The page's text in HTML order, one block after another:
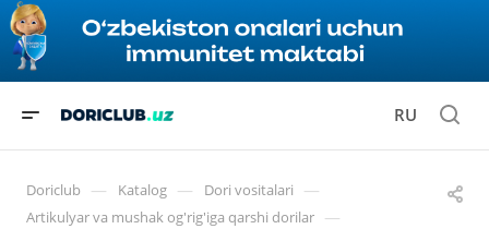
RU
Doriclub — Katalog — Dori vositalari —
Artikulyar va mushak og'rig'iga qarshi dorilar —